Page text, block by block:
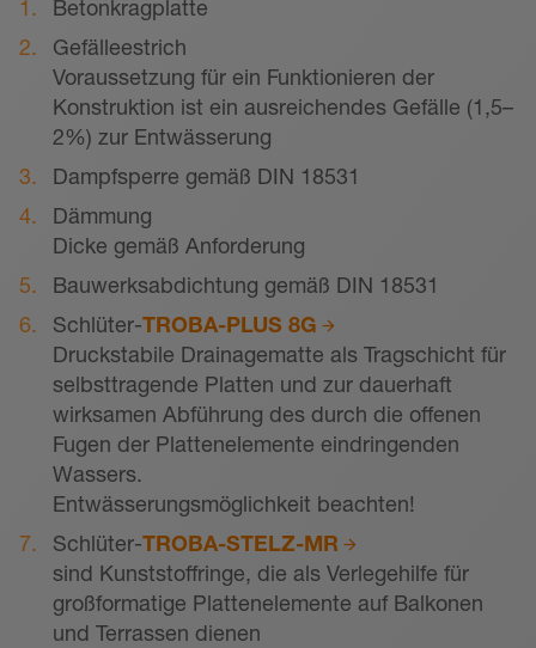
Betonkragplatte
Gefälleestrich
Voraussetzung für ein Funktionieren der
Konstruktion ist ein ausreichendes Gefälle (1,5–
2%) zur Entwässerung
Dampfsperre gemäß DIN 18531
Dämmung
Dicke gemäß Anforderung
Bauwerksabdichtung gemäß DIN 18531
Schlüter-TROBA-PLUS 8G
Druckstabile Drainagematte als Tragschicht für
selbsttragende Platten und zur dauerhaft
wirksamen Abführung des durch die offenen
Fugen der Plattenelemente eindringenden
Wassers.
Entwässerungsmöglichkeit beachten!
Schlüter-TROBA-STELZ-MR
sind Kunststoffringe, die als Verlegehilfe für
großformatige Plattenelemente auf Balkonen
und Terrassen dienen